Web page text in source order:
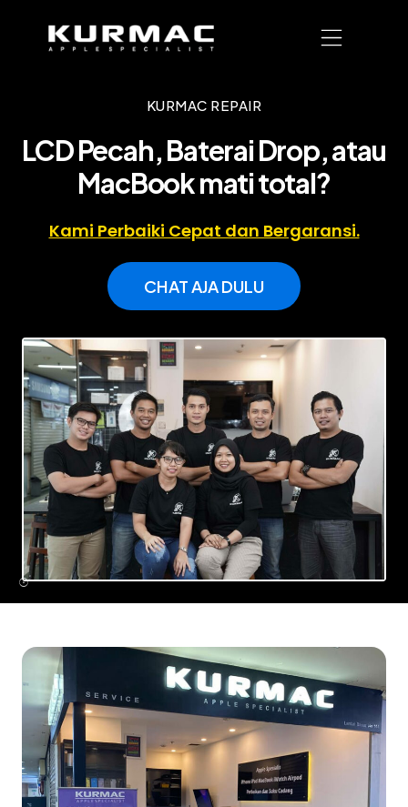
KURMAC REPAIR
LCD Pecah, Baterai Drop, atau
MacBook mati total?
Kami Perbaiki Cepat dan Bergaransi.
CHAT AJA DULU